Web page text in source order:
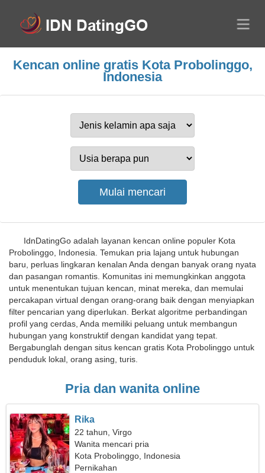
Kencan online gratis Kota Probolinggo,
Indonesia
IdnDatingGo adalah layanan kencan online populer Kota
Probolinggo, Indonesia. Temukan pria lajang untuk hubungan
baru, perluas lingkaran kenalan Anda dengan banyak orang nyata
dan pasangan romantis. Komunitas ini memungkinkan anggota
untuk menentukan tujuan kencan, minat mereka, dan memulai
percakapan virtual dengan orang-orang baik dengan menyiapkan
filter pencarian yang diperlukan. Berkat algoritme perbandingan
profil yang cerdas, Anda memiliki peluang untuk membangun
hubungan yang konstruktif dengan kandidat yang tepat.
Bergabunglah dengan situs kencan gratis Kota Probolinggo untuk
penduduk lokal, orang asing, turis.
Pria dan wanita online
Rika
22 tahun, Virgo
Wanita mencari pria
Kota Probolinggo, Indonesia
Pernikahan